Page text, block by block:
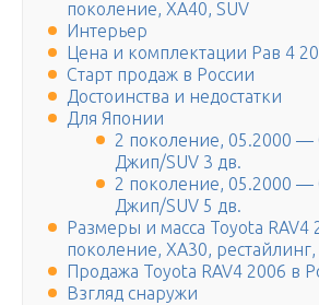
поколение, XA40, SUV
Интерьер
Цена и комплектации Рав 4
Старт продаж в России
Достоинства и недостатки
Для Японии
2 поколение, 05.2000 —
Джип/SUV 3 дв.
2 поколение, 05.2000 —
Джип/SUV 5 дв.
Размеры и масса Toyota RAV4
поколение, XA30, рестайлинг,
Продажа Toyota RAV4 2006 в
Взгляд снаружи